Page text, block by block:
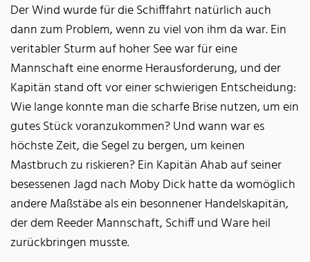
Der Wind wurde für die Schifffahrt natürlich auch
dann zum Problem, wenn zu viel von ihm da war. Ein
veritabler Sturm auf hoher See war für eine
Mannschaft eine enorme Herausforderung, und der
Kapitän stand oft vor einer schwierigen Entscheidung:
Wie lange konnte man die scharfe Brise nutzen, um ein
gutes Stück voranzukommen? Und wann war es
höchste Zeit, die Segel zu bergen, um keinen
Mastbruch zu riskieren? Ein Kapitän Ahab auf seiner
besessenen Jagd nach Moby Dick hatte da womöglich
andere Maßstäbe als ein besonnener Handelskapitän,
der dem Reeder Mannschaft, Schiff und Ware heil
zurückbringen musste.